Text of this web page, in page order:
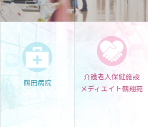
鶴田病院
介護老人保健施設
メディエイト鶴翔苑